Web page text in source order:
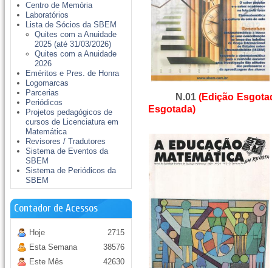
Centro de Memória
Laboratórios
Lista de Sócios da SBEM
Quites com a Anuidade
2025 (até 31/03/2026)
Quites com a Anuidade
2026
Eméritos e Pres. de Honra
Logomarcas
Parcerias
Periódicos
Projetos pedagógicos de
cursos de Licenciatura em
Matemática
Revisores / Tradutores
Sistema de Eventos da
SBEM
Sistema de Periódicos da
SBEM
Contador de Acessos
Hoje
Esta Semana
Este Mês
2715
38576
42630
N.01(Edição
Esgotada)